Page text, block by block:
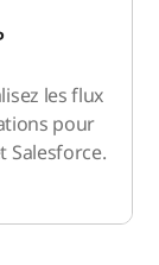
les flux
pour
Salesforce.